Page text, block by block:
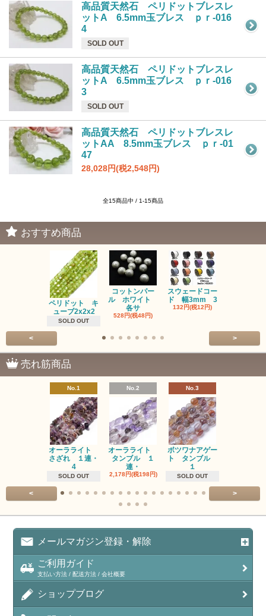
高品質天然石 ペリドットブレスレ
ットA 6.5mm玉ブレス ｐｒ-016
4
SOLD OUT
高品質天然石 ペリドットブレスレ
ットA 6.5mm玉ブレス ｐｒ-016
3
SOLD OUT
高品質天然石 ペリドットブレスレ
ットAA 8.5mm玉ブレス ｐｒ-01
47
28,028円(税2,548円)
全15商品中 / 1-15商品
おすすめ商品
ペリドット キ
ューブ2x2x2
SOLD OUT
コットンパー
ル ホワイト
各サ
528円(税48円)
スウェードコー
ド 幅3mm 3
132円(税12円)
< >
売れ筋商品
No.1
オーラライト
さざれ １連・
4
SOLD OUT
No.2
オーラライト
タンブル １
連・
2,178円(税198円)
No.3
ボツワナアゲー
ト タンブル
１
SOLD OUT
< >
メールマガジン登録・解除
ご利用ガイド
支払い方法 / 配送方法 / 会社概要
ショップブログ